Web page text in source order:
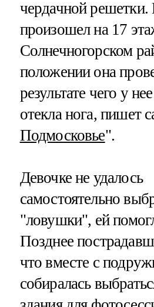
чердачной
произошел на 17
Солнечногорском
положении она
результате чего у
отекла нога, пишет
Подмосковье".
Девочке не удалось
самостоятельно
"ловушки", ей
Позднее
что вместе с
собиралась